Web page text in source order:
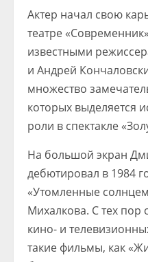
Актер начал свою
театре
известными
и Андрей
множество
которых выделяется
роли в спектакле
На большой экран
дебютировал в 1984
«Утомленные
Михалкова. С тех пор
кино- и
такие фильмы, как